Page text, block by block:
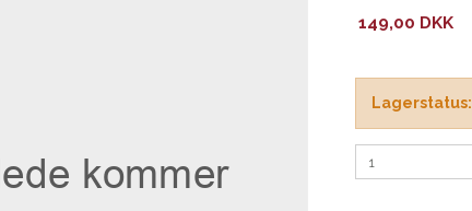
149,00 DKK
Lagerstatus: